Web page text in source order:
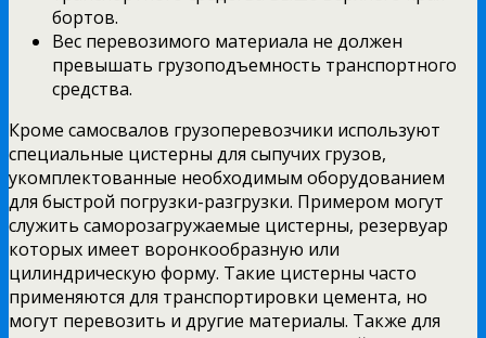
бортов.
Веc перевозимого материала не должен
превышать грузоподъемность транспортного
средства.
Кроме самосвалов грузоперевозчики используют
специальные цистерны для сыпучих грузов,
укомплектованные необходимым оборудованием
для быстрой погрузки-разгрузки. Примером могут
служить саморозагружаемые цистерны, резервуар
которых имеет воронкообразную или
цилиндрическую форму. Такие цистерны часто
применяются для транспортировки цемента, но
могут перевозить и другие материалы. Также для